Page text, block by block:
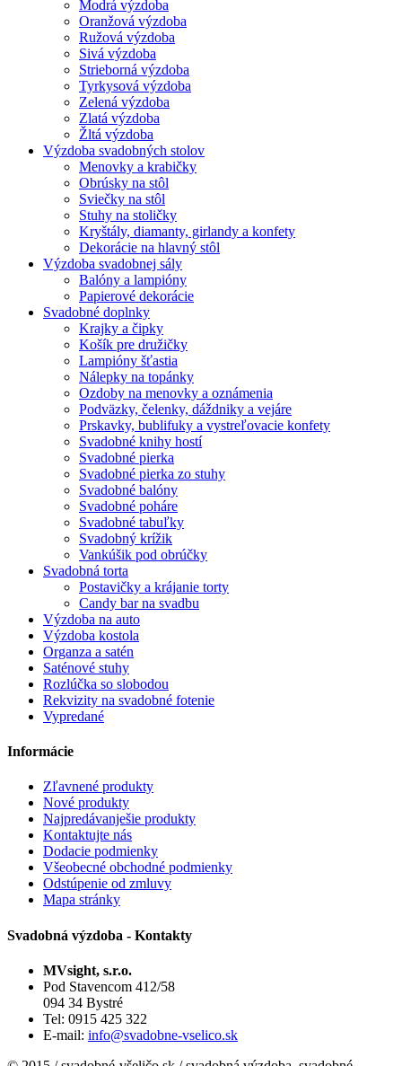
Modrá výzdoba
Oranžová výzdoba
Ružová výzdoba
Sivá výzdoba
Strieborná výzdoba
Tyrkysová výzdoba
Zelená výzdoba
Zlatá výzdoba
Žltá výzdoba
Výzdoba svadobných stolov
Menovky a krabičky
Obrúsky na stôl
Sviečky na stôl
Stuhy na stoličky
Kryštály, diamanty, girlandy a konfety
Dekorácie na hlavný stôl
Výzdoba svadobnej sály
Balóny a lampióny
Papierové dekorácie
Svadobné doplnky
Krajky a čipky
Košík pre družičky
Lampióny šťastia
Nálepky na topánky
Ozdoby na menovky a oznámenia
Podväzky, čelenky, dáždniky a vejáre
Prskavky, bublifuky a vystreľovacie konfety
Svadobné knihy hostí
Svadobné pierka
Svadobné pierka zo stuhy
Svadobné balóny
Svadobné poháre
Svadobné tabuľky
Svadobný krížik
Vankúšik pod obrúčky
Svadobná torta
Postavičky a krájanie torty
Candy bar na svadbu
Výzdoba na auto
Výzdoba kostola
Organza a satén
Saténové stuhy
Rozlúčka so slobodou
Rekvizity na svadobné fotenie
Vypredané
Informácie
Zľavnené produkty
Nové produkty
Najpredávanješie produkty
Kontaktujte nás
Dodacie podmienky
Všeobecné obchodné podmienky
Odstúpenie od zmluvy
Mapa stránky
Svadobná výzdoba - Kontakty
MVsight, s.r.o.
Pod Stavencom 412/58
094 34 Bystré
Tel: 0915 425 322
E-mail: info@svadobne-vselico.sk